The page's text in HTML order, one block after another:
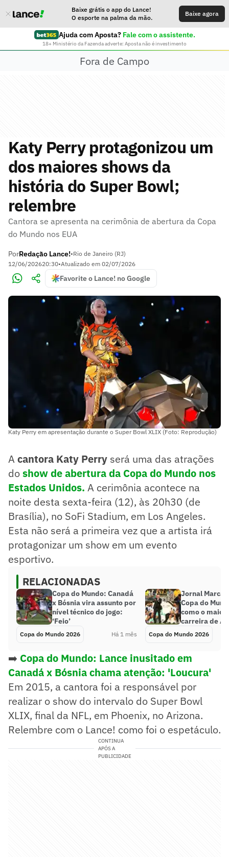
Baixe grátis o app do Lance!
O esporte na palma da mão.
Baixe agora
Ajuda com Aposta? Fale com o assistente.
18+ Ministério da Fazenda adverte: Aposta não é investimento
Fora de Campo
Katy Perry protagonizou um
dos maiores shows da
história do Super Bowl;
relembre
Cantora se apresenta na cerimônia de abertura da Copa
do Mundo nos EUA
PorRedação Lance!•Rio de Janeiro (RJ)
12/06/202620:30•Atualizado em 02/07/2026
Favorite o Lance! no Google
Katy Perry em apresentação durante o Super Bowl XLIX (Foto: Reprodução)
Acantora Katy Perry será uma das atrações
doshow de abertura da Copa do Mundo nos
Estados Unidos. A cerimônia acontece na
noite desta sexta-feira (12), às 20h30 (de
Brasília), no SoFi Stadium, em Los Angeles.
Esta não será a primeira vez que a artista irá
protagonizar um show em um evento
esportivo.
RELACIONADAS
Copa do Mundo: Canadá
x Bósnia vira assunto por
nível técnico do jogo:
‘Feio’
Copa do Mundo 2026 Há 1 mês
Jornal Marca
Copa do
como o maior
carreira de
Copa do Mundo 2026
➡️ Copa do Mundo: Lance inusitado em
Canadá x Bósnia chama atenção: 'Loucura'
Em 2015, a cantora foi a responsável por
realizar o show do intervalo do Super Bowl
XLIX, final da NFL, em Phoenix, no Arizona.
Relembre com o Lance! como foi o espetáculo.
CONTINUA
APÓS A
PUBLICIDADE